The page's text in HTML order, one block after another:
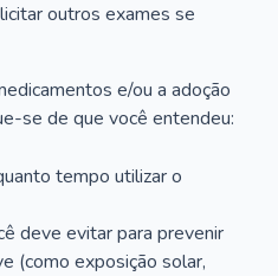
outros exames se
e/ou a adoção
se de que você entendeu:
tempo utilizar o
deve evitar para prevenir
(como exposição solar,